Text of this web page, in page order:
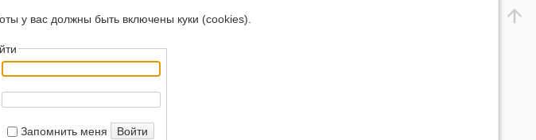
у вас должны быть включены куки (cookies).
Запомнить меня
Войти